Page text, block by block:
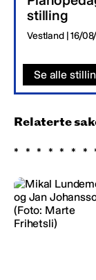
stilling
Vestland | 16/
Se alle
Relaterte